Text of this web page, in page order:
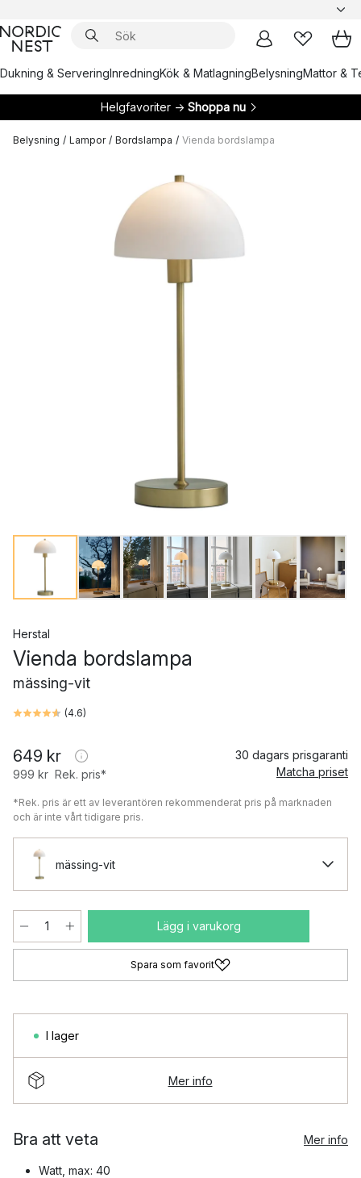
Dukning & ServeringInredningKök & MatlagningBelysningMattor &
Helgfavoriter → Shoppa nu
Belysning / Lampor / Bordslampa / Vienda bordslampa
Herstal
Vienda bordslampa
mässing-vit
(4.6)
649 kr
999 kr Rek. pris*
30 dagars prisgaranti
Matcha priset
*Rek. pris är ett av leverantören rekommenderat pris på marknaden
och är inte vårt tidigare pris.
mässing-vit
Lägg i varukorg
Spara som favorit
I lager
Mer info
Bra att veta Mer info
Watt, max: 40